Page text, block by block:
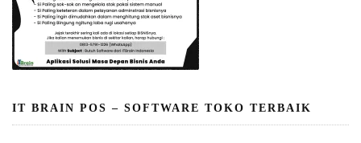
IT BRAIN POS – SOFTWARE TOKO TERBAIK